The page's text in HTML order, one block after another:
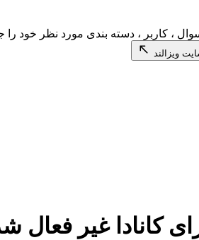
، کاربر ، دسته بندی مورد نظر خود را
ویزالند
کانادا غیر